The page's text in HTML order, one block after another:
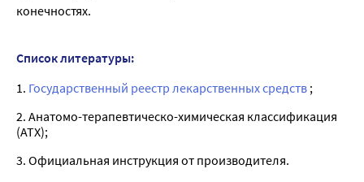
конечностях.
Список литературы:
1. Государственный реестр лекарственных средств ;
2. Анатомо-терапевтическо-химическая классификация
(ATX);
3. Официальная инструкция от производителя.